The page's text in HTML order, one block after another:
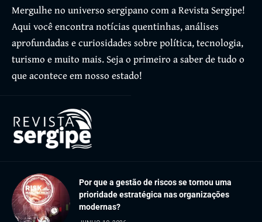
Mergulhe no universo sergipano com a Revista Sergipe!
Aqui você encontra notícias quentinhas, análises
aprofundadas e curiosidades sobre política, tecnologia,
turismo e muito mais. Seja o primeiro a saber de tudo o
que acontece em nosso estado!
Por que a gestão de riscos se tornou uma
prioridade estratégica nas organizações
modernas?